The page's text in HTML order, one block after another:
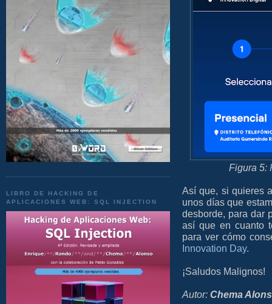
LIBRO DE HACKING DE
APLICACIONES WEB: SQL INJECTION
Figura 5:
Así que, si quieres
unos días que
desborde, para dar
así que en cuanto
para ver cómo
Innovation Day.
¡Saludos Malignos!
Autor: Chema